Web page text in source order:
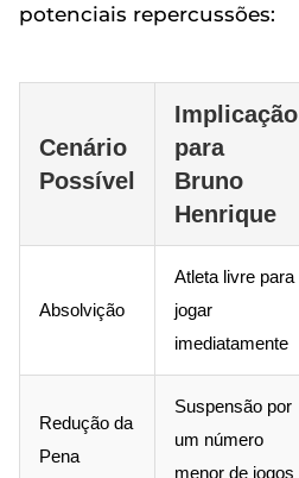
potenciais repercussões:
Cenário
Possível
Implicação
para
Bruno
Henrique
Absolvição
Atleta livre para
jogar
imediatamente
Redução da
Pena
Suspensão por
um número
menor de jogos